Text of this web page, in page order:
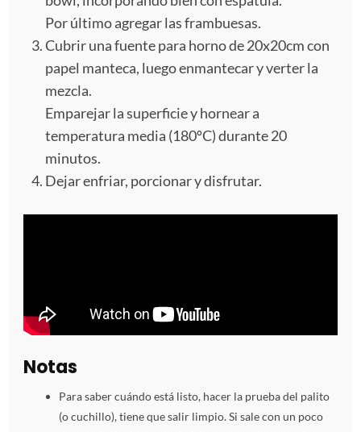
Por último agregar las frambuesas.
Cubrir una fuente para horno de 20x20cm con
papel manteca, luego enmantecar y verter la
mezcla.
Emparejar la superficie y hornear a
temperatura media (180ºC) durante 20
minutos.
Dejar enfriar, porcionar y disfrutar.
Notas
Para saber cuándo está listo, hacer la prueba del palito
(o cuchillo), tiene que salir limpio. Si sale con un poco